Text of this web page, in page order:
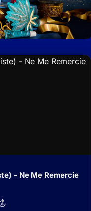
- Ne Me Remercie
15